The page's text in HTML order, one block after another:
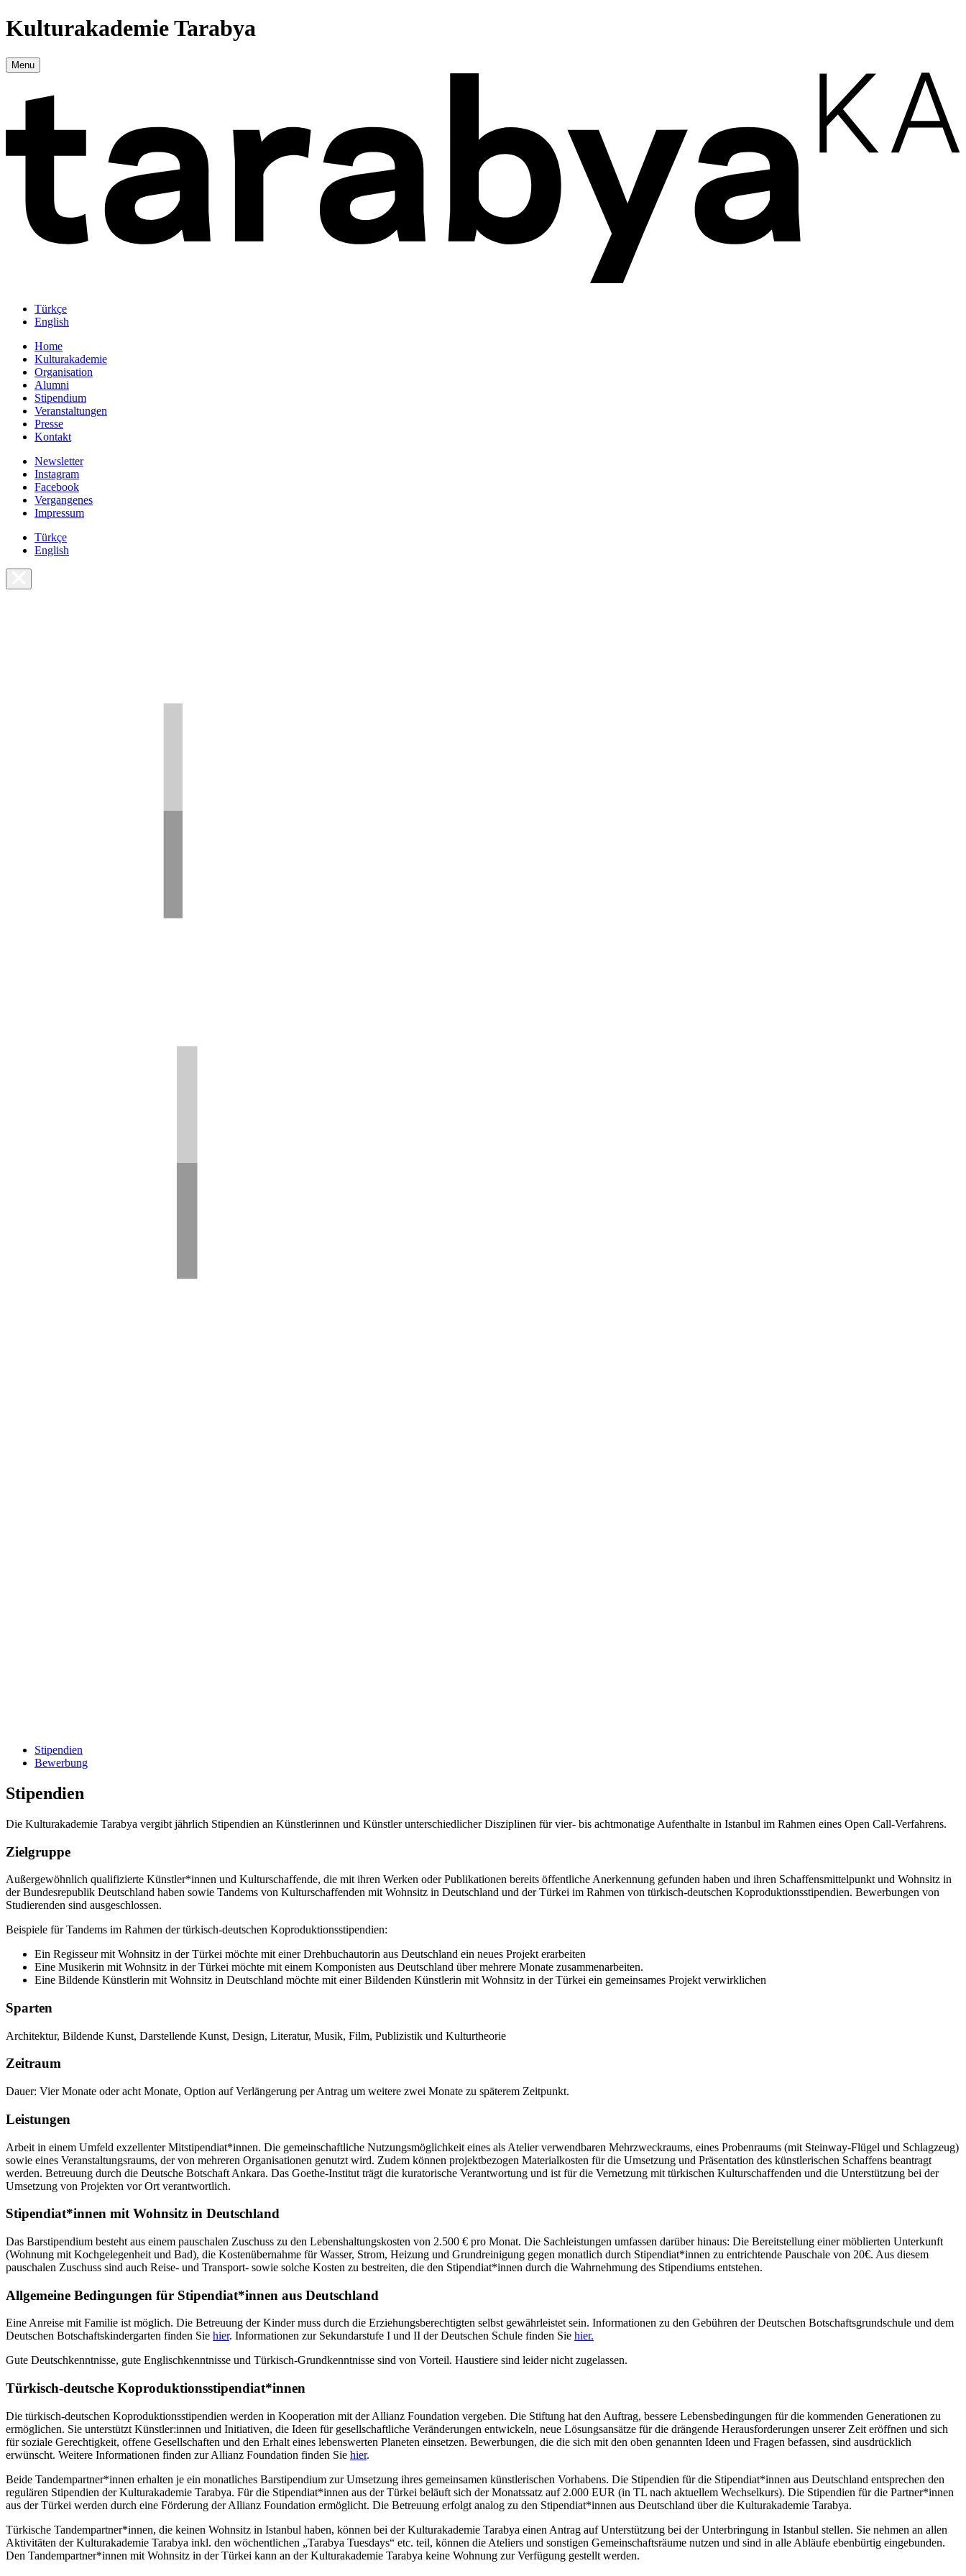
Kulturakademie Tarabya
Menu
Türkçe
English
Home
Kulturakademie
Organisation
Alumni
Stipendium
Veranstaltungen
Presse
Kontakt
Newsletter
Instagram
Facebook
Vergangenes
Impressum
Türkçe
English
Stipendien
Bewerbung
Stipendien
Die Kulturakademie Tarabya vergibt jährlich Stipendien an Künstlerinnen und Künstler unterschiedlicher Disziplinen für vier- bis achtmonatige Aufenthalte in Istanbul im Rahmen eines Open Call-Verfahrens.
Zielgruppe
Außergewöhnlich qualifizierte Künstler*innen und Kulturschaffende, die mit ihren Werken oder Publikationen bereits öffentliche Anerkennung gefunden haben und ihren Schaffensmittelpunkt und Wohnsitz in
der Bundesrepublik Deutschland haben sowie Tandems von Kulturschaffenden mit Wohnsitz in Deutschland und der Türkei im Rahmen von türkisch-deutschen Koproduktionsstipendien. Bewerbungen von
Studierenden sind ausgeschlossen.
Beispiele für Tandems im Rahmen der türkisch-deutschen Koproduktionsstipendien:
Ein Regisseur mit Wohnsitz in der Türkei möchte mit einer Drehbuchautorin aus Deutschland ein neues Projekt erarbeiten
Eine Musikerin mit Wohnsitz in der Türkei möchte mit einem Komponisten aus Deutschland über mehrere Monate zusammenarbeiten.
Eine Bildende Künstlerin mit Wohnsitz in Deutschland möchte mit einer Bildenden Künstlerin mit Wohnsitz in der Türkei ein gemeinsames Projekt verwirklichen
Sparten
Architektur, Bildende Kunst, Darstellende Kunst, Design, Literatur, Musik, Film, Publizistik und Kulturtheorie
Zeitraum
Dauer: Vier Monate oder acht Monate, Option auf Verlängerung per Antrag um weitere zwei Monate zu späterem Zeitpunkt.
Leistungen
Arbeit in einem Umfeld exzellenter Mitstipendiat*innen. Die gemeinschaftliche Nutzungsmöglichkeit eines als Atelier verwendbaren Mehrzweckraums, eines Probenraums (mit Steinway-Flügel und Schlagzeug)
sowie eines Veranstaltungsraums, der von mehreren Organisationen genutzt wird. Zudem können projektbezogen Materialkosten für die Umsetzung und Präsentation des künstlerischen Schaffens beantragt
werden. Betreuung durch die Deutsche Botschaft Ankara. Das Goethe-Institut trägt die kuratorische Verantwortung und ist für die Vernetzung mit türkischen Kulturschaffenden und die Unterstützung bei der
Umsetzung von Projekten vor Ort verantwortlich.
Stipendiat*innen mit Wohnsitz in Deutschland
Das Barstipendium besteht aus einem pauschalen Zuschuss zu den Lebenshaltungskosten von 2.500 € pro Monat. Die Sachleistungen umfassen darüber hinaus: Die Bereitstellung einer möblierten Unterkunft
(Wohnung mit Kochgelegenheit und Bad), die Kostenübernahme für Wasser, Strom, Heizung und Grundreinigung gegen monatlich durch Stipendiat*innen zu entrichtende Pauschale von 20€. Aus diesem
pauschalen Zuschuss sind auch Reise- und Transport- sowie solche Kosten zu bestreiten, die den Stipendiat*innen durch die Wahrnehmung des Stipendiums entstehen.
Allgemeine Bedingungen für Stipendiat*innen aus Deutschland
Eine Anreise mit Familie ist möglich. Die Betreuung der Kinder muss durch die Erziehungsberechtigten selbst gewährleistet sein. Informationen zu den Gebühren der Deutschen Botschaftsgrundschule und dem
Deutschen Botschaftskindergarten finden Sie hier. Informationen zur Sekundarstufe I und II der Deutschen Schule finden Sie hier.
Gute Deutschkenntnisse, gute Englischkenntnisse und Türkisch-Grundkenntnisse sind von Vorteil. Haustiere sind leider nicht zugelassen.
Türkisch-deutsche Koproduktionsstipendiat*innen
Die türkisch-deutschen Koproduktionsstipendien werden in Kooperation mit der Allianz Foundation vergeben. Die Stiftung hat den Auftrag, bessere Lebensbedingungen für die kommenden Generationen zu
ermöglichen. Sie unterstützt Künstler:innen und Initiativen, die Ideen für gesellschaftliche Veränderungen entwickeln, neue Lösungsansätze für die drängende Herausforderungen unserer Zeit eröffnen und sich
für soziale Gerechtigkeit, offene Gesellschaften und den Erhalt eines lebenswerten Planeten einsetzen. Bewerbungen, die die sich mit den oben genannten Ideen und Fragen befassen, sind ausdrücklich
erwünscht. Weitere Informationen finden zur Allianz Foundation finden Sie hier.
Beide Tandempartner*innen erhalten je ein monatliches Barstipendium zur Umsetzung ihres gemeinsamen künstlerischen Vorhabens. Die Stipendien für die Stipendiat*innen aus Deutschland entsprechen den
regulären Stipendien der Kulturakademie Tarabya. Für die Stipendiat*innen aus der Türkei beläuft sich der Monatssatz auf 2.000 EUR (in TL nach aktuellem Wechselkurs). Die Stipendien für die Partner*innen
aus der Türkei werden durch eine Förderung der Allianz Foundation ermöglicht. Die Betreuung erfolgt analog zu den Stipendiat*innen aus Deutschland über die Kulturakademie Tarabya.
Türkische Tandempartner*innen, die keinen Wohnsitz in Istanbul haben, können bei der Kulturakademie Tarabya einen Antrag auf Unterstützung bei der Unterbringung in Istanbul stellen. Sie nehmen an allen
Aktivitäten der Kulturakademie Tarabya inkl. den wöchentlichen „Tarabya Tuesdays“ etc. teil, können die Ateliers und sonstigen Gemeinschaftsräume nutzen und sind in alle Abläufe ebenbürtig eingebunden.
Den Tandempartner*innen mit Wohnsitz in der Türkei kann an der Kulturakademie Tarabya keine Wohnung zur Verfügung gestellt werden.